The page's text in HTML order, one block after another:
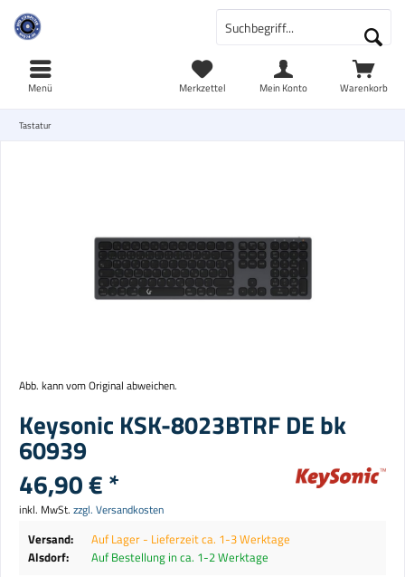
Warenkorb
Merkzettel Mein Konto
Menü
Tastatur
Abb. kann vom Original abweichen.
Keysonic KSK-8023BTRF DE bk
60939
46,90 € *
inkl. MwSt. zzgl. Versandkosten
Versand:
Auf Lager - Lieferzeit ca. 1-3 Werktage
Alsdorf:
Auf Bestellung in ca. 1-2 Werktage